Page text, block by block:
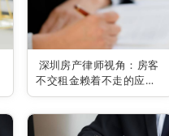
深圳房产律师视角：房客
不交租金赖着不走的应对
之策